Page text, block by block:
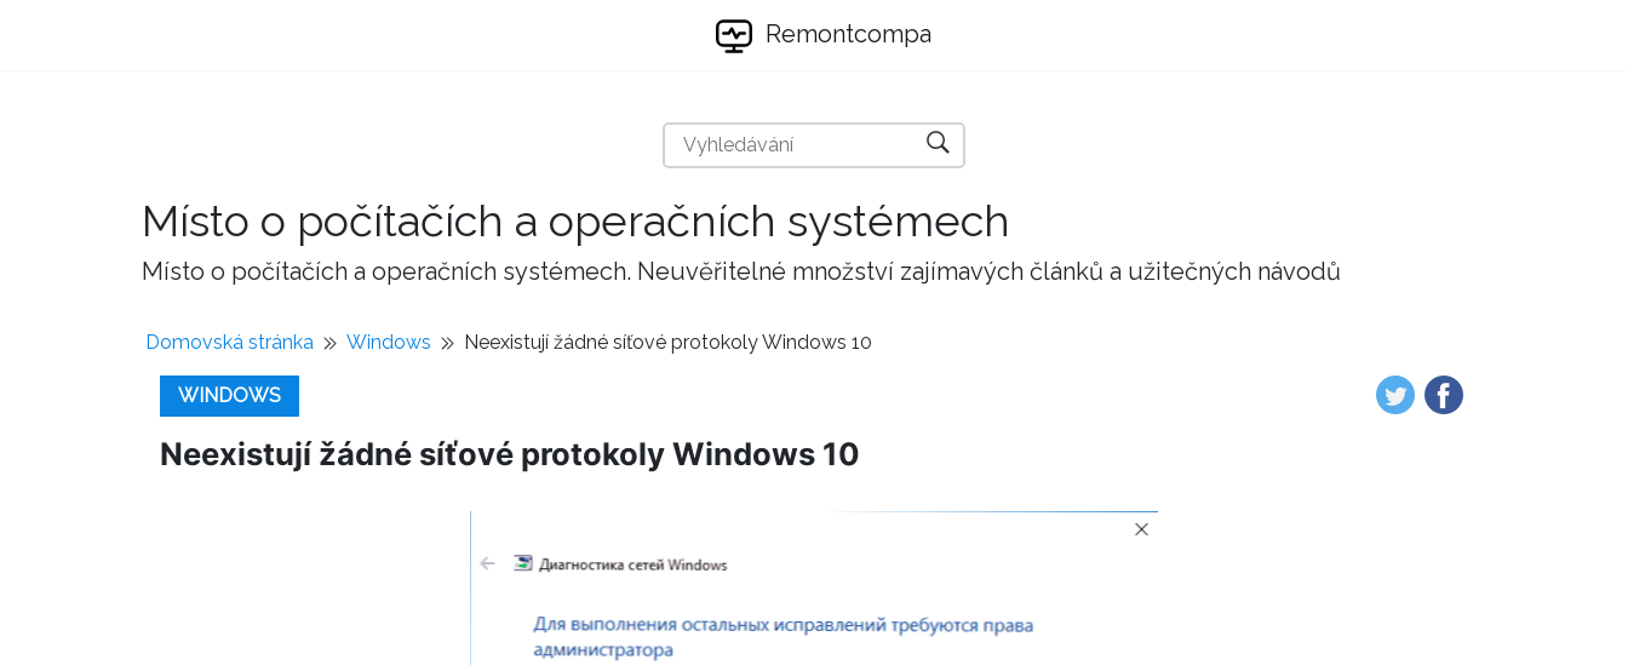
Remontcompa
Místo o počítačích a operačních systémech
Místo o počítačích a operačních systémech. Neuvěřitelné množství zajímavých článků a užitečných návodů
Domovská stránka Windows Neexistují žádné síťové protokoly Windows 10
WINDOWS
Neexistují žádné síťové protokoly Windows 10